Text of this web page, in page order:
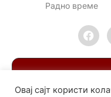
Радно време
Овај сајт користи